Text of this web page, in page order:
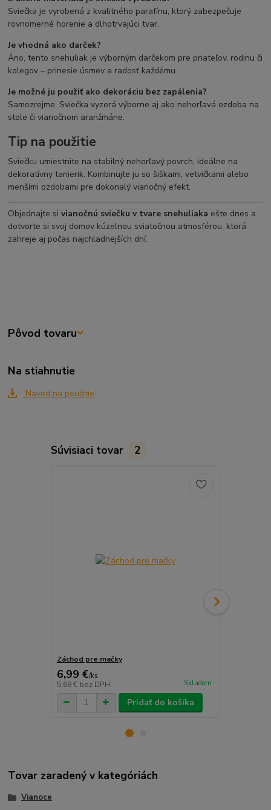
Sviečka je vyrobená z kvalitného parafínu, ktorý zabezpečuje
rovnomerné horenie a dlhotrvajúci tvar.
Je vhodná ako darček?
Áno, tento snehuliak je výborným darčekom pre priateľov, rodinu či
kolegov – prinesie úsmev a radosť každému.
Je možné ju použiť ako dekoráciu bez zapálenia?
Samozrejme. Sviečka vyzerá výborne aj ako nehorľavá ozdoba na
stole či vianočnom aranžmáne.
Tip na použitie
Sviečku umiestnite na stabilný nehorľavý povrch, ideálne na
dekoratívny tanierik. Kombinujte ju so šiškami, vetvičkami alebo
menšími ozdobami pre dokonalý vianočný efekt.
Objednajte sivianočnú sviečku v tvare snehuliaka ešte dnes a
dotvorte si svoj domov kúzelnou sviatočnou atmosférou, ktorá
zahreje aj počas najchladnejších dní.
Pôvod tovaru
Na stiahnutie
Návod na použitie
Súvisiaci tovar 2
Záchod pre mačky
6,99 €/ks
5,68 € bez DPH Skladom
Pridať do košíka
Tovar zaradený v kategóriách
Vianoce